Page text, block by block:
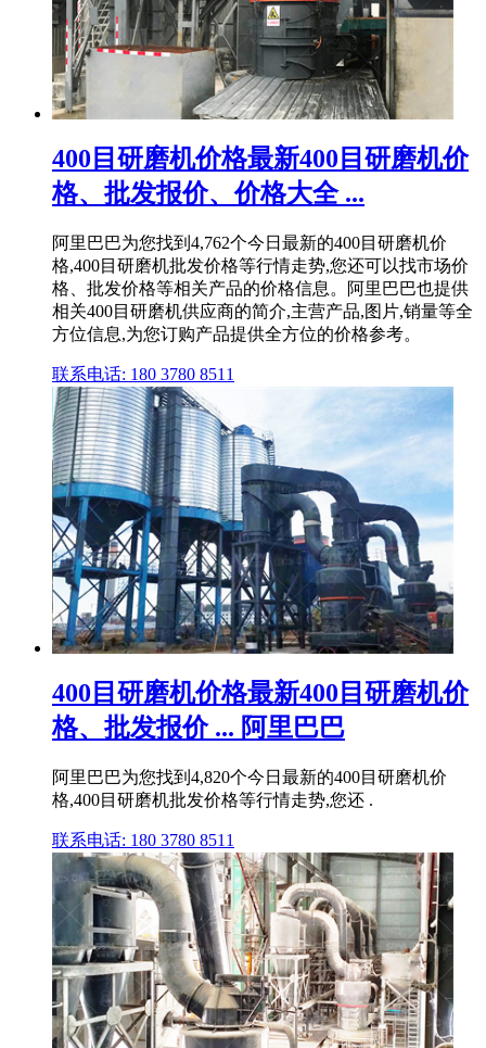
400目研磨机价格最新400目研磨机价
格、批发报价、价格大全 ...
阿里巴巴为您找到4,762个今日最新的400目研磨机价
格,400目研磨机批发价格等行情走势,您还可以找市场价
格、批发价格等相关产品的价格信息。阿里巴巴也提供
相关400目研磨机供应商的简介,主营产品,图片,销量等全
方位信息,为您订购产品提供全方位的价格参考。
联系电话: 180 3780 8511
400目研磨机价格最新400目研磨机价
格、批发报价 ... 阿里巴巴
阿里巴巴为您找到4,820个今日最新的400目研磨机价
格,400目研磨机批发价格等行情走势,您还 .
联系电话: 180 3780 8511